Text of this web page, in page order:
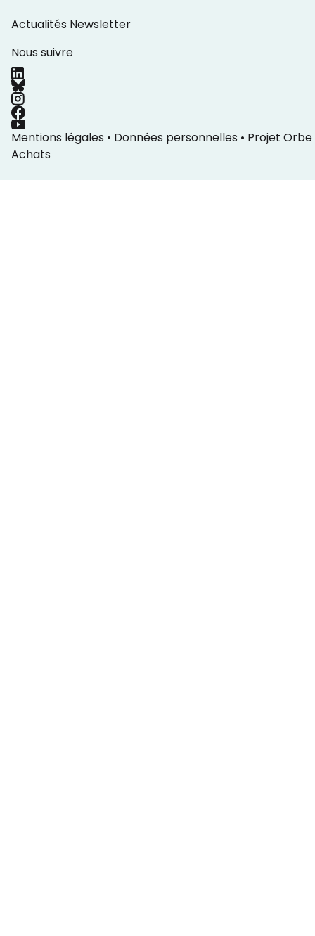
Actualités Newsletter
Nous suivre
Mentions légales • Données personnelles • Projet Orbe
Achats